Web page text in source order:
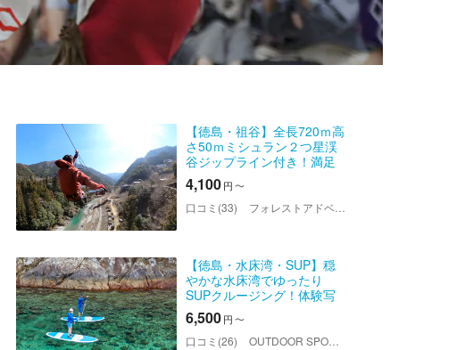
【徳島・祖谷】全長720ｍ高
さ50ｍミシュラン２つ星渓
谷ジップライン付き！満足
度２００％高さ１２m３１個
本格アスレチック2時間コー
ス！ファミリー・カップ
4,100円 〜
口コミ(33) フォレストアドベンチャー・祖谷
【徳島・水床湾・SUP】穏
やかな水床湾でゆったり
SUPクルージング！体験写
真プレゼントあり
6,500円 〜
口コミ(26) OUTDOOR SPORTS SQUARE（アウトドアスポーツスクエア）